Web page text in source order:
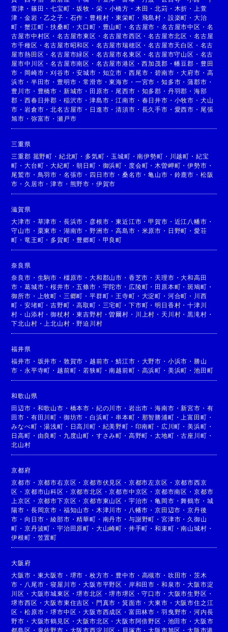
萱津 ・ 篠田 ・七宝町 ・坂牧 ・ 栄 ・ 小橋方 ・ 木田 ・北苅 ・ 木折 ・
上萱
津 ・金岩 ・乙之子 ・ 石作 ・ 豊根村 ・東栄町 ・ 飛島村 ・ 設楽町 ・ 大治
町 ・蟹江町 ・扶桑町 ・大口町 ・ 豊山町 ・ 名古屋市 ・ 名古屋市中区 ・ 名
古屋市中村区 ・名古屋市東区 ・ 名古屋市西区 ・名古屋市北区 ・ 名古屋
市千種区 ・名古屋市昭和区 ・ 名古屋市瑞穂区 ・名古屋市天白区 ・ 名古
屋市熱田区 ・名古屋市緑区 ・ 名古屋市名東区 ・名古屋市守山区 ・ 名古
屋市中川区 ・名古屋市南区 ・ 名古屋市港区 ・西加茂郡 ・幡豆郡 ・ 豊田
市 ・ 岡崎市 ・刈谷市 ・安城市 ・ 知立市 ・ 西尾市 ・碧南市 ・大府市 ・ 高
浜市 ・ 半田市 ・ 豊明市 ・常滑市 ・東海市 ・ 一宮市 ・ 知多市 ・蒲郡市 ・
豊川市 ・ 豊橋市 ・ 新城市 ・ 田原市 ・ 尾西市 ・ 知多郡 ・ 丹羽郡 ・ 海部
郡 ・西春日井郡 ・ 稲沢市 ・津島市 ・江南市 ・ 春日井市 ・ 小牧市 ・ 犬山
市 ・岩倉市 ・北名古屋市 ・ 日進市 ・清須市 ・ 長久手市 ・ 愛西市 ・ 尾張
旭市 ・ 弥富市 ・瀬戸市
三重県
三重郡 菰野町 ・ 紀北町 ・ 多気町 ・ 玉城町 ・南伊勢町 ・ 川越町 ・ 紀宝
町 ・大台町 ・大紀町 ・朝日町 ・ 御浜町 ・ 度会町 ・ 木曽岬町 ・伊勢市 ・
尾鷲市 ・ 鳥羽市 ・ 名張市 ・ 四日市市 ・桑名市 ・亀山市 ・ 鈴鹿市 ・ 松阪
市 ・ 久居市 ・津市 ・ 熊野市 ・ 伊賀市
滋賀県
大津市 ・ 草津市 ・ 長浜市 ・ 彦根市 ・東近江市 ・甲賀市 ・ 近江八幡市 ・
守山市 ・ 栗東市 ・ 湖南市 ・野洲市 ・高島市 ・ 米原市 ・ 日野町 ・ 愛荘
町 ・竜王町 ・ 多賀町 ・ 豊郷町 ・ 甲良町
奈良県
奈良市 ・ 生駒市 ・ 橿原市 ・大和郡山市 ・ 香芝市 ・ 天理市 ・大和高田
市 ・葛城市 ・桜井市 ・五條市 ・ 宇陀市 ・ 広陵町 ・ 田原本町 ・斑鳩町 ・
御所市 ・ 上牧町 ・ 三郷町 ・平群町 ・ 王寺町 ・ 大淀町 ・ 河合町 ・ 川西
町 ・安堵町 ・吉野町 ・高取町 ・ 三宅町 ・ 下市町 ・明日香村 ・十津川
村 ・ 山添村 ・御杖村 ・東吉野村 ・曽爾村 ・ 川上村 ・ 天川村 ・黒滝村 ・
下北山村 ・ 上北山村 ・野迫川村
福井県
福井市 ・ 坂井市 ・ 敦賀市 ・ 越前市 ・鯖江市 ・ 大野市 ・ 小浜市 ・ 勝山
市 ・永平寺町 ・ 越前町 ・若狭町 ・南越前町 ・ 高浜町 ・ 美浜町 ・ 池田町
和歌山県
田辺市 ・ 和歌山市 ・ 橋本市 ・ 紀の川市 ・ 岩出市 ・海南市 ・新宮市 ・ 有
田市 ・ 有田川町 ・ 御坊市 ・ 白浜町 ・ 串本町 ・ 那智勝浦町 ・ 上富田町 ・
みなべ町 ・湯浅町 ・ 日高川町 ・ 紀美野町 ・ 印南町 ・ 広川町 ・美浜町 ・
日高町 ・ 由良町 ・ 九度山町 ・ すさみ町 ・ 高野町 ・太地町 ・古座川町 ・
北山村
京都府
京都市 ・ 京都市右京区 ・京都市伏見区 ・ 京都市左京区 ・ 京都市西京
区 ・京都市山科区 ・ 京都市北区 ・京都市中京区 ・京都市南区 ・ 京都市
上京区 ・ 京都市下京区 ・京都市東山区 ・ 宇治市 ・亀岡市 ・舞鶴市 ・ 城
陽市 ・ 長岡京市 ・ 福知山市 ・ 木津川市 ・ 八幡市 ・京田辺市 ・京丹後
市 ・向日市 ・綾部市 ・精華町 ・ 南丹市 ・ 与謝野町 ・ 宮津市 ・ 久御山
町 ・京丹波町 ・宇治田原町 ・ 大山崎町 ・ 井手町 ・和束町 ・南山城村 ・
伊根町 ・ 笠置町
大阪府
大阪市 ・ 東大阪市 ・ 堺市 ・枚方市 ・ 豊中市 ・ 高槻市 ・ 吹田市 ・ 茨木
市 ・ 八尾市 ・寝屋川市 ・大阪市平野区 ・ 岸和田市 ・ 和泉市 ・大阪市淀
川区 ・ 大阪市城東区 ・堺市北区 ・堺市堺区 ・守口市 ・ 大阪市生野区 ・
堺市西区 ・大阪市東住吉区 ・ 門真市 ・箕面市 ・大東市 ・ 大阪市住之江
区 ・松原市 ・堺市中区 ・大阪市西成区 ・ 富田林市 ・ 羽曳野市 ・ 河内長
野市 ・ 大阪市鶴見区 ・大阪市北区 ・大阪市阿倍野区 ・ 池田市 ・ 大阪市
都島区 ・ 泉佐野市 ・ 大阪市西淀川区 ・ 貝塚市 ・大阪市旭区 ・大阪市港